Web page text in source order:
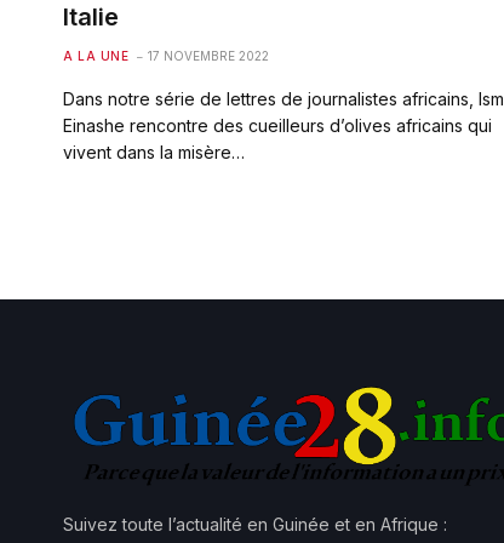
Italie
A LA UNE 17 NOVEMBRE 2022
Dans notre série de lettres de journalistes africains,
Einashe rencontre des cueilleurs d’olives africains qui
vivent dans la misère…
Suivez toute l’actualité en Guinée et en Afrique :